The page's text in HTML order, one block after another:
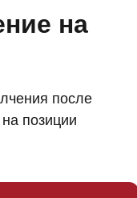
на
после
позиции